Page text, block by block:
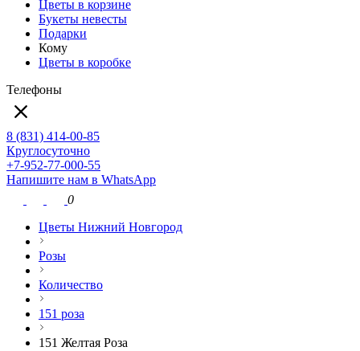
Цветы в корзине
Букеты невесты
Подарки
Кому
Цветы в коробке
Телефоны
8 (831) 414-00-85
Круглосуточно
+7-952-77-000-55
Напишите нам в WhatsApp
0
Цветы Нижний Новгород
Розы
Количество
151 роза
151 Желтая Роза